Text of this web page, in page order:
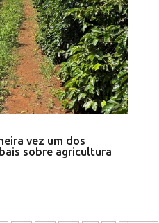
vez um dos
sobre agricultura